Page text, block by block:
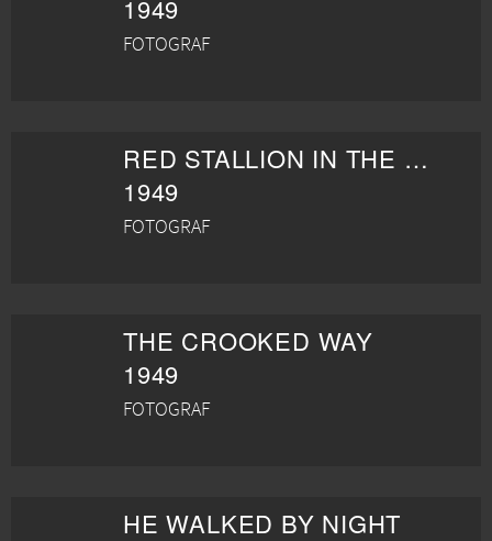
1949
FOTOGRAF
RED STALLION IN THE ROCKIES
1949
FOTOGRAF
THE CROOKED WAY
1949
FOTOGRAF
HE WALKED BY NIGHT